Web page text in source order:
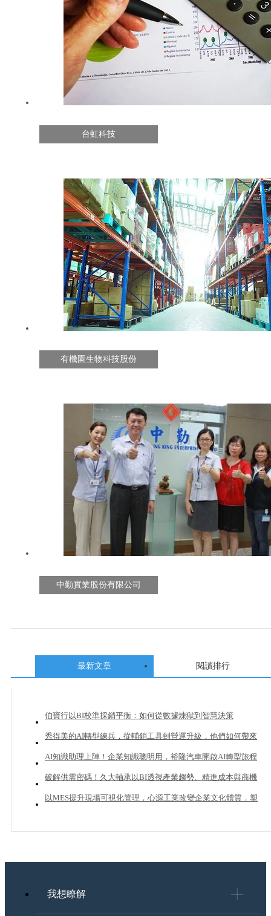
台虹科技
有機園生物科技股份
中勤實業股份有限公司
最新文章 閱讀排行
伯寶行以BI校準採銷平衡：如何從數據煉獄到智慧決策
秀得美的AI轉型練兵，從輔銷工具到營運升級，他們如何帶來
20%業績成長？
AI知識助理上陣！企業知識聰明用，裕隆汽車開啟AI轉型旅程
破解供需密碼！久大軸承以BI透視產業趨勢、精進成本與商機
管理
以MES提升現場可視化管理，心源工業改變企業文化體質，塑
我想瞭解